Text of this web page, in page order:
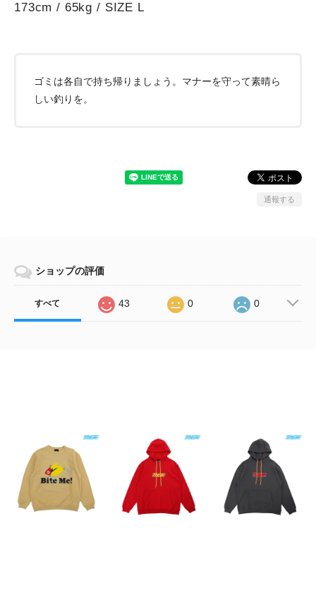
173cm / 65kg / SIZE L
ゴミは各自で持ち帰りましょう。マナーを守って素晴ら
しい釣りを。
通報する
ショップの評価
すべて 43 0 0